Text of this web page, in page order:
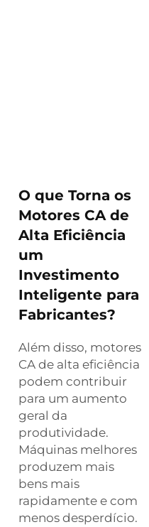
O que Torna os
Motores CA de
Alta Eficiência
um
Investimento
Inteligente para
Fabricantes?
Além disso, motores
CA de alta eficiência
podem contribuir
para um aumento
geral da
produtividade.
Máquinas melhores
produzem mais
bens mais
rapidamente e com
menos desperdício.